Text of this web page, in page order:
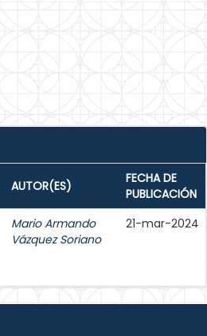
AUTOR(ES)
FECHA DE
PUBLICACIÓN
Mario Armando
Vázquez Soriano
21-mar-2024